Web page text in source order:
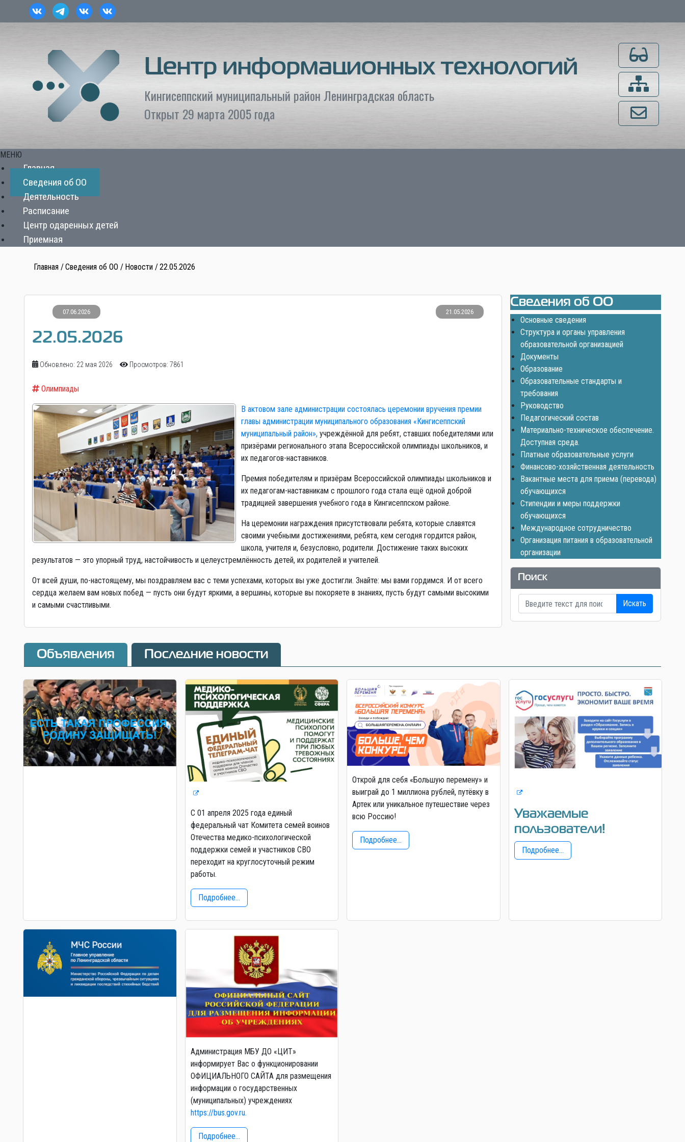
Центр информационных технологий
Кингисеппский муниципальный район Ленинградская область
Открыт 29 марта 2005 года
Для
Карта сайта
Напишите нам
МЕНЮ
Главная
Сведения об ОО
Деятельность
Расписание
Центр одаренных детей
Приемная
Главная Сведения об ОО Новости 22.05.2026
07.06.2026 21.05.2026
22.05.2026
Обновлено: 22 мая 2026 Просмотров: 7861
Олимпиады
В актовом зале администрации состоялась церемонии вручения премии
главы администрации муниципального образования «Кингисеппский
муниципальный район», учреждённой для ребят, ставших победителями или
призёрами регионального этапа Всероссийской олимпиады школьников, и
их педагогов-наставников.
Премия победителям и призёрам Всероссийской олимпиады школьников и
их педагогам-наставникам с прошлого года стала ещё одной доброй
традицией завершения учебного года в Кингисеппском районе.
На церемонии награждения присутствовали ребята, которые славятся
своими учебными достижениями, ребята, кем сегодня гордится район,
школа, учителя и, безусловно, родители. Достижение таких высоких
результатов — это упорный труд, настойчивость и целеустремлённость детей, их родителей и учителей.
От всей души, по-настоящему, мы поздравляем вас с теми успехами, которых вы уже достигли. Знайте: мы вами гордимся. И от всего
сердца желаем вам новых побед — пусть они будут яркими, а вершины, которые вы покоряете в знаниях, пусть будут самыми высокими
и самыми счастливыми.
Сведения об ОО
Основные сведения
Структура и органы управления
образовательной организацией
Документы
Образование
Образовательные стандарты и
требования
Руководство
Педагогический состав
Материально-техническое обеспечение.
Доступная среда.
Платные образовательные услуги
Финансово-хозяйственная деятельность
Вакантные места для приема (перевода)
обучающихся
Стипендии и меры поддержки
обучающихся
Международное сотрудничество
Организация питания в образовательной
организации
Поиск
Искать
Объявления Последние новости
С 01 апреля 2025 года единый
федеральный чат Комитета семей воинов
Отечества медико-психологической
поддержки семей и участников СВО
переходит на круглосуточный режим
работы.
Подробнее...
Открой для себя «Большую перемену» и
выиграй до 1 миллиона рублей, путёвку в
Артек или уникальное путешествие через
всю Россию!
Подробнее...
Уважаемые
пользователи!
Подробнее...
Администрация МБУ ДО «ЦИТ»
информирует Вас о функционировании
ОФИЦИАЛЬНОГО САЙТА для размещения
информации о государственных
(муниципальных) учреждениях
https://bus.gov.ru.
Подробнее...